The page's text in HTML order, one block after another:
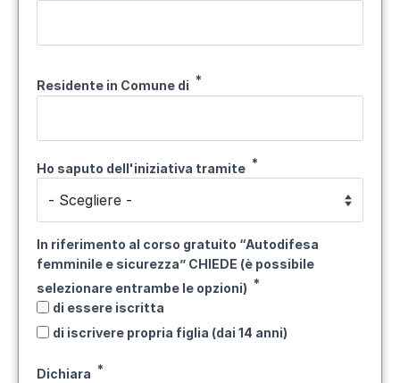
Residente in Comune di
Ho saputo dell'iniziativa tramite
In riferimento al corso gratuito “Autodifesa
femminile e sicurezza” CHIEDE (è possibile
selezionare entrambe le opzioni)
di essere iscritta
di iscrivere propria figlia (dai 14 anni)
Dichiara